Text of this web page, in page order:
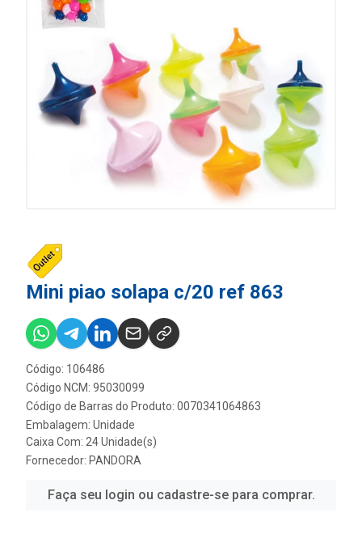
Mini piao solapa c/20 ref 863
Código: 106486
Código NCM: 95030099
Código de Barras do Produto: 0070341064863
Embalagem: Unidade
Caixa Com: 24 Unidade(s)
Fornecedor: PANDORA
Faça seu login ou cadastre-se para comprar.